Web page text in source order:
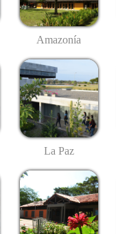
Amazonía
La Paz